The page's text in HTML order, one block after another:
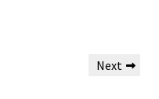
Next
Next